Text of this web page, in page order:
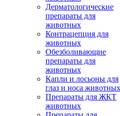
Дерматологические
препараты для
животных
Контрацепция для
животных
Обезболивающие
препараты для
животных
Капли и лосьоны для
глаз и носа животных
Препараты для ЖКТ
животных